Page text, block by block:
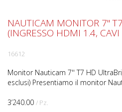
3’240.00 / Pz.
NAUTICAM MONITOR 7''
(INGRESSO HDMI 1.4, CAVI
16612
Monitor Nauticam 7'' T7 HD
esclusi) Presentiamo il monitor